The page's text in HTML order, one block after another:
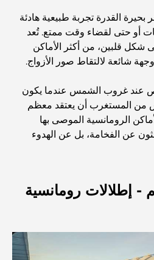
فاستو: دليل عملي لتحقيق التوازن
في دبي: تحويل المساحات
في دبي: دليل شامل
جميرا: مقارنة واضحة لمشتري
دليلك الأمثل
القدرة تجربة طبيعية هادئة
أو حتى لقضاء وقت ممتع. تُعد
شكل قلبين، من أكثر الأماكن
شائعة لالتقاط صور الأزواج.
عند غروب الشمس عندما يكون
من المستغرب أن يعتقد معظم
الرومانسية الموصى بها
عن الفخامة، بل عن الهدوء
- إطلالات رومانسية